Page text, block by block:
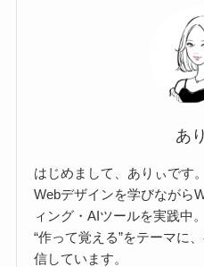
あ
はじめまして、ありぃです。
Webデザインを学びながら
ィング・AIツールを実践中。
“作って覚える”をテーマに
信しています。